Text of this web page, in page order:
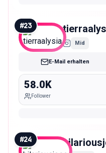
#23
Mid
E-Mail erhalten
58.0K
Follower
#24